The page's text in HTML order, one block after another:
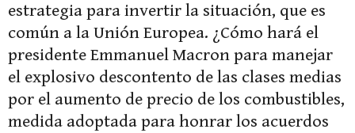
estrategia para invertir la situación, que es
común a la Unión Europea. ¿Cómo hará el
presidente Emmanuel Macron para manejar
el explosivo descontento de las clases medias
por el aumento de precio de los combustibles,
medida adoptada para honrar los acuerdos